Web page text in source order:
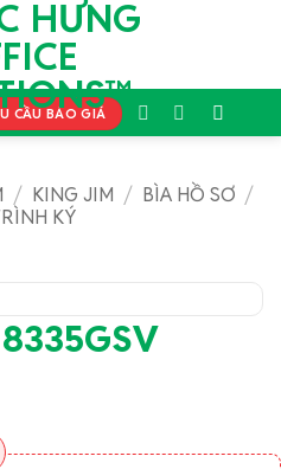
CẦU BÁO GIÁ
/ KING JIM / BÌA HỒ SƠ /
KÝ